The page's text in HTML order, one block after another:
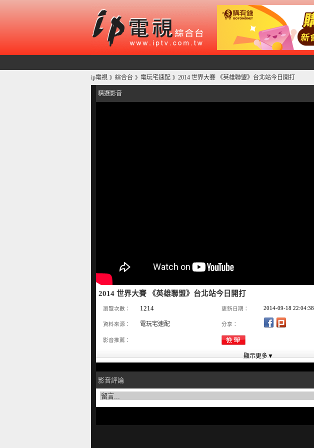
ip電視 》 綜合台 》 電玩宅速配 》 2014 世界大賽 《英雄聯盟》台北站今日開打
精選影音
2014 世界大賽 《英雄聯盟》台北站今日開打
瀏覽次數： 1214 更新日期： 2014-09-18 22:04:38
資料來源： 電玩宅速配 分享：
影音推薦：
影音評論